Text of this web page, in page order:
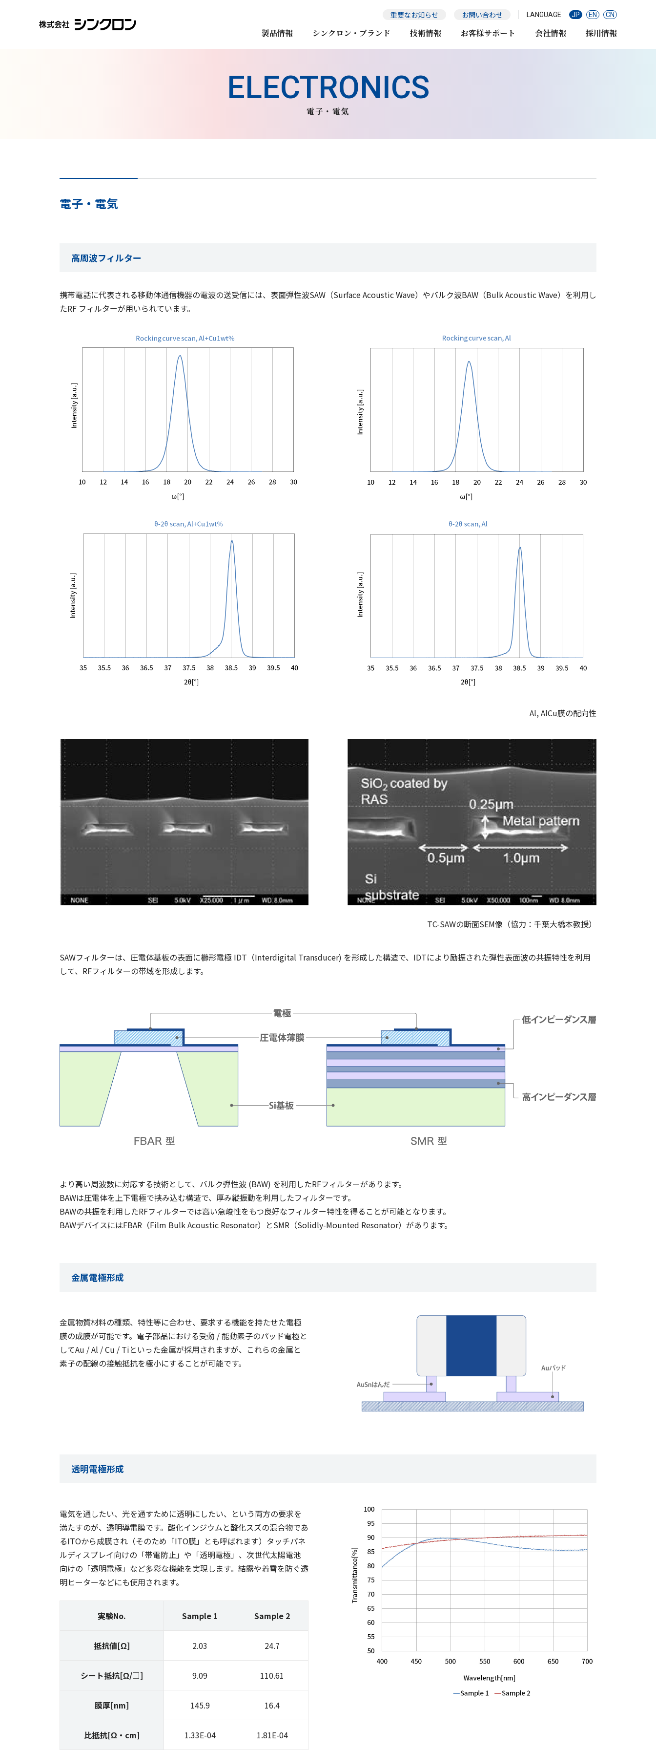
重要なお知らせ お問い合わせ LANGUAGE JP EN CN
製品情報 シンクロン・ブランド 技術情報 お客様サポート 会社情報 採用情報
電子・電気
電子・電気
高周波フィルター
携帯電話に代表される移動体通信機器の電波の送受信には、表面弾性波SAW（Surface Acoustic Wave）やバルク波BAW（Bulk Acoustic Wave）を利用し
たRF フィルターが用いられています。
Al, AlCu膜の配向性
TC-SAWの断面SEM像（協力：千葉大橋本教授）
SAWフィルターは、圧電体基板の表面に櫛形電極 IDT（Interdigital Transducer) を形成した構造で、IDTにより励振された弾性表面波の共振特性を利用
して、RFフィルターの帯域を形成します。
より高い周波数に対応する技術として、バルク弾性波 (BAW) を利用したRFフィルターがあります。
BAWは圧電体を上下電極で挟み込む構造で、厚み縦振動を利用したフィルターです。
BAWの共振を利用したRFフィルターでは高い急峻性をもつ良好なフィルター特性を得ることが可能となります。
BAWデバイスにはFBAR（Film Bulk Acoustic Resonator）とSMR（Solidly-Mounted Resonator）があります。
金属電極形成
金属物質材料の種類、特性等に合わせ、要求する機能を持たせた電極
膜の成膜が可能です。電子部品における受動 / 能動素子のパッド電極と
してAu / Al / Cu / Tiといった金属が採用されますが、これらの金属と
素子の配線の接触抵抗を極小にすることが可能です。
透明電極形成
電気を通したい、光を通すために透明にしたい、という両方の要求を
満たすのが、透明導電膜です。酸化インジウムと酸化スズの混合物であ
るITOから成膜され（そのため「ITO膜」とも呼ばれます）タッチパネ
ルディスプレイ向けの「帯電防止」や「透明電極」、次世代太陽電池
向けの「透明電極」など多彩な機能を実現します。結露や着雪を防ぐ透
明ヒーターなどにも使用されます。
実験No. Sample 1 Sample 2
抵抗値[Ω] 2.03 24.7
シート抵抗[Ω/□] 9.09 110.61
膜厚[nm] 145.9 16.4
比抵抗[Ω・cm] 1.33E-04 1.81E-04